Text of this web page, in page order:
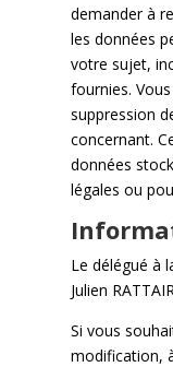
demander à
les données
votre sujet,
fournies.
suppression
concernant.
données
légales ou
Le délégué à
Julien
Si vous
modification,